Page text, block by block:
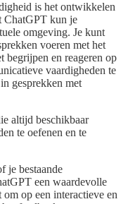
is het ontwikkelen
ChatGPT kun je
omgeving. Je kunt
voeren met het
begrijpen en reageren op
vaardigheden te
gesprekken met
altijd beschikbaar
te oefenen en te
je bestaande
een waardevolle
op een interactieve en